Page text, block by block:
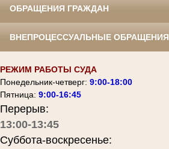
ОБРАЩЕНИЯ ГРАЖДАН
ВНЕПРОЦЕССУАЛЬНЫЕ ОБРАЩЕНИЯ
РЕЖИМ РАБОТЫ СУДА
Понедельник-четверг: 9:00-18:00
Пятница: 9:00-16:45
Перерыв:
13:00-13:45
Суббота-воскресенье: